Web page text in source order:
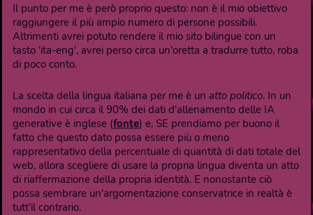
Il punto per me è però proprio questo: non è il mio obiettivo
raggiungere il più ampio numero di persone possibili.
Altrimenti avrei potuto rendere il mio sito bilingue con un
tasto 'ita-eng', avrei perso circa un'oretta a tradurre tutto, roba
di poco conto.
La scelta della lingua italiana per me è un atto politico. In un
mondo in cui circa il 90% dei dati d'allenamento delle IA
generative è inglese (fonte) e, SE prendiamo per buono il
fatto che questo dato possa essere più o meno
rappresentativo della percentuale di quantità di dati totale del
web, allora scegliere di usare la propria lingua diventa un atto
di riaffermazione della propria identità. E nonostante ciò
possa sembrare un'argomentazione conservatrice in realtà è
tutt'il contrario.